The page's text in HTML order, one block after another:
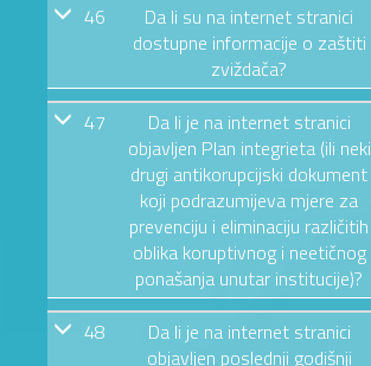
46
Da li su na internet stranici
dostupne informacije o zaštiti
zviždača?
47
Da li je na internet stranici
objavljen Plan integrieta (ili neki
drugi antikorupcijski dokument
koji podrazumijeva mjere za
prevenciju i eliminaciju različitih
oblika koruptivnog i neetičnog
ponašanja unutar institucije)?
48
Da li je na internet stranici
objavljen poslednji godišnji